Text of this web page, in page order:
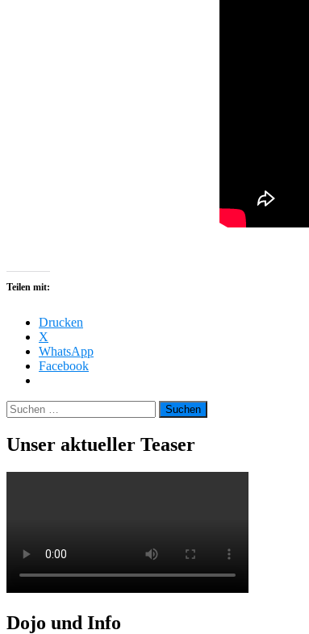
Teilen mit:
Drucken
X
WhatsApp
Facebook
Suchen
nach:
Unser aktueller Teaser
Dojo und Info